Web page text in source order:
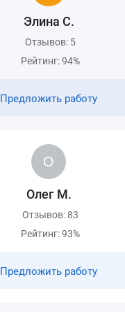
Элина С.
Отзывов: 5
Рейтинг: 94%
Предложить работу
Олег М.
Отзывов: 83
Рейтинг: 93%
Предложить работу